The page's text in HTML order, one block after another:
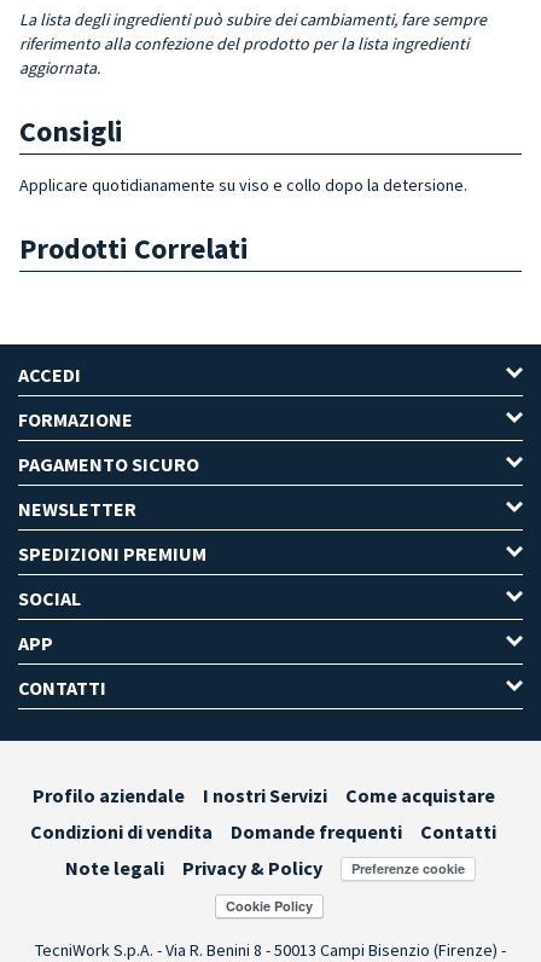
La lista degli ingredienti può subire dei cambiamenti, fare sempre
riferimento alla confezione del prodotto per la lista ingredienti
aggiornata.
Consigli
Applicare quotidianamente su viso e collo dopo la detersione.
Prodotti Correlati
ACCEDI
FORMAZIONE
PAGAMENTO SICURO
NEWSLETTER
SPEDIZIONI PREMIUM
SOCIAL
APP
CONTATTI
Profilo aziendale I nostri Servizi
Come acquistare
Condizioni di vendita
Domande frequenti
Contatti
Note legali
Privacy & Policy Preferenze cookie
TecniWork S.p.A. - Via R. Benini 8 - 50013 Campi Bisenzio (Firenze) -